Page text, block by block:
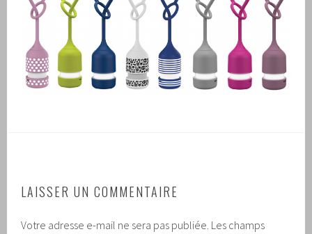
LAISSER UN COMMENTAIRE
Votre adresse e-mail ne sera pas publiée. Les champs